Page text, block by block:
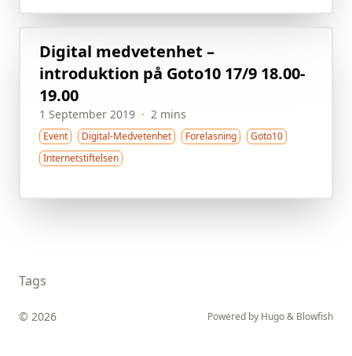
Digital medvetenhet –
introduktion på Goto10 17/9 18.00-
19.00
1 September 2019 · 2 mins
Event Digital-Medvetenhet Forelasning
Goto10
Internetstiftelsen
Tags
© 2026 Powered by Hugo& Blowfish